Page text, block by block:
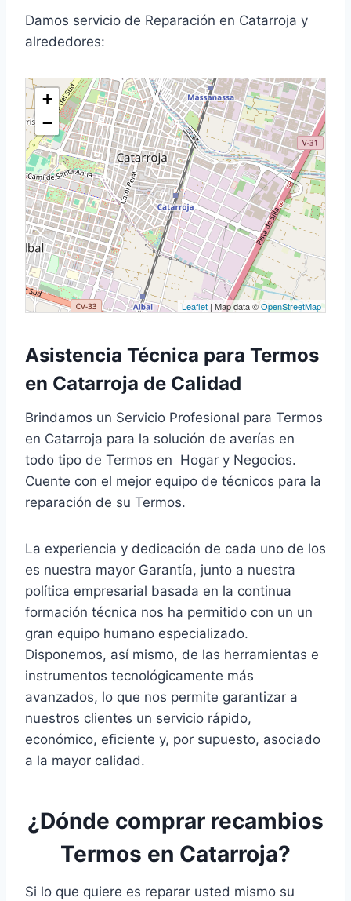
Damos servicio de Reparación en Catarroja y
alrededores:
+
−
Leaflet | Map data ©OpenStreetMap
Asistencia Técnica para Termos
en Catarroja de Calidad
Brindamos un Servicio Profesional para Termos
en Catarroja para la solución de averías en
todo tipo de Termos en Hogar y Negocios.
Cuente con el mejor equipo de técnicos para la
reparación de su Termos.
La experiencia y dedicación de cada uno de los
es nuestra mayor Garantía, junto a nuestra
política empresarial basada en la continua
formación técnica nos ha permitido con un un
gran equipo humano especializado.
Disponemos, así mismo, de las herramientas e
instrumentos tecnológicamente más
avanzados, lo que nos permite garantizar a
nuestros clientes un servicio rápido,
económico, eficiente y, por supuesto, asociado
a la mayor calidad.
¿Dónde comprar recambios
Termos en Catarroja?
Si lo que quiere es reparar usted mismo su